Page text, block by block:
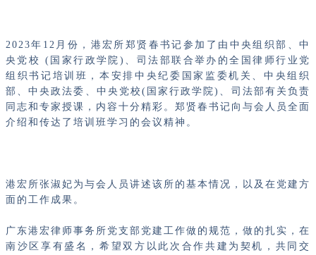
2023年12月份，港宏所郑贤春书记参加了由中央组织部、中
央党校 (国家行政学院)、司法部联合举办的全国律师行业党
组织书记培训班，本安排中央纪委国家监委机关、中央组织
部、中央政法委、中央党校(国家行政学院)、司法部有关负责
同志和专家授课，内容十分精彩。郑贤春书记向与会人员全面
介绍和传达了培训班学习的会议精神。
港宏所张淑妃为与会人员讲述该所的基本情况，以及在党建方
面的工作成果。
广东港宏律师事务所党支部党建工作做的规范，做的扎实，在
南沙区享有盛名，希望双方以此次合作共建为契机，共同交